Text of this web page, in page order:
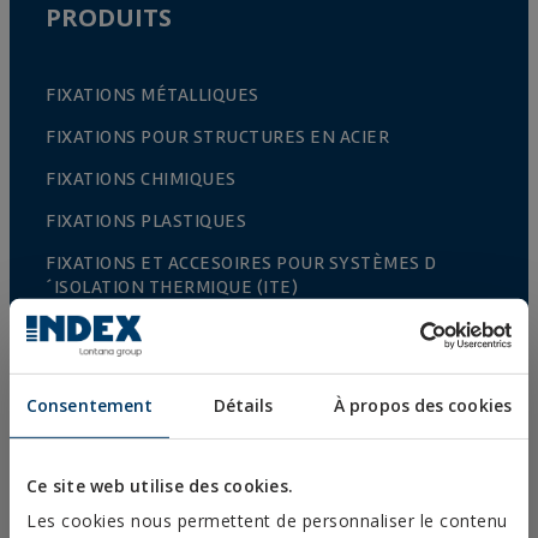
Consentement Détails À propos des cookies
Ce site web utilise des cookies.
Les cookies nous permettent de personnaliser le contenu
PRODUITS
FIXATIONS MÉTALLIQUES
FIXATIONS POUR STRUCTURES EN ACIER
FIXATIONS CHIMIQUES
FIXATIONS PLASTIQUES
FIXATIONS ET ACCESOIRES POUR SYSTÈMES D
´ISOLATION THERMIQUE (ITE)
FIXATIONS POUR MATÉRIAUX CREUX
RIVETS
ACCESSOIRES POUR CÂBLES ET CHAÎNES
CULTURE PROTÉGEES